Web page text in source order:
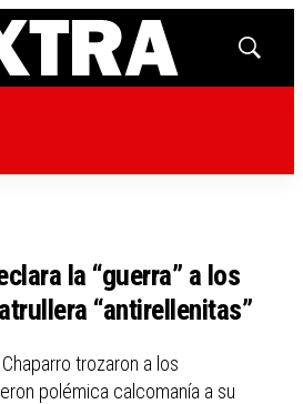
Mostrar
la “guerra” a los
“antirellenitas”
trozaron a los
polémica calcomanía a su